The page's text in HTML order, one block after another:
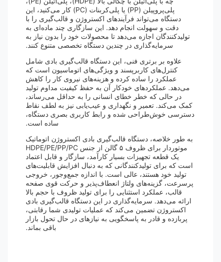
پلی‌پروپیلن (PP) یا پلی‌کربنات (PC) کار می‌کنید، این
دستگاه می‌تواند فرآیندهای اکستروژن و قالب‌گیری را با
دقت و سهولت انجام دهد. این سازگاری چند ماده‌ای به
تولیدکنندگان اجازه می‌دهد تا محصولات خود را بدون نیاز به
سرمایه‌گذاری در چندین دستگاه تخصصی متنوع کنند.
علاوه بر برتری فنی، این دستگاه قالب‌گیری بادی شامل
کنترل‌های کاربرپسند و ویژگی‌های اتوماسیون است که
عملکرد را ساده کرده و هزینه‌های نیروی کار را کاهش
می‌دهد. عملکردهای خودکار آن به حفظ کیفیت مداوم تولید
در حالی که خطر خطای انسانی را به حداقل می‌رساند،
کمک می‌کند. تعمیر و نگهداری و عیب‌یابی نیز به لطف نقاط
دسترسی خوش‌طراحی شده و رابط کاربری بصری دستگاه،
ساده است.
به طور خلاصه، دستگاه قالب‌گیری بادی اکستروژن اتوماتیک
موتوردار برای ظروف ۵ گالن از جنس HDPE/PE/PP/PC
یک قطعه تجهیزات بسیار کارآمد، سازگار و قابل اعتماد
است که برای تولیدکنندگانی که به دنبال افزایش قابلیت‌های
تولید خود هستند، عالی است. با اندازه جمع‌وجور، خروجی
پرسرعت، گزینه‌های ولتاژ انعطاف‌پذیر و حرکت قوی صفحه
قالب، عملکرد استثنایی را برای تولید ظروف با حجم بالا
ارائه می‌دهد. سرمایه‌گذاری در این دستگاه قالب‌گیری بادی
اکستروژن تضمین می‌کند که عملیات تولیدی شما رقابتی،
پربازده و قادر به پاسخگویی به نیازهای در حال تحول بازار
باقی بماند.